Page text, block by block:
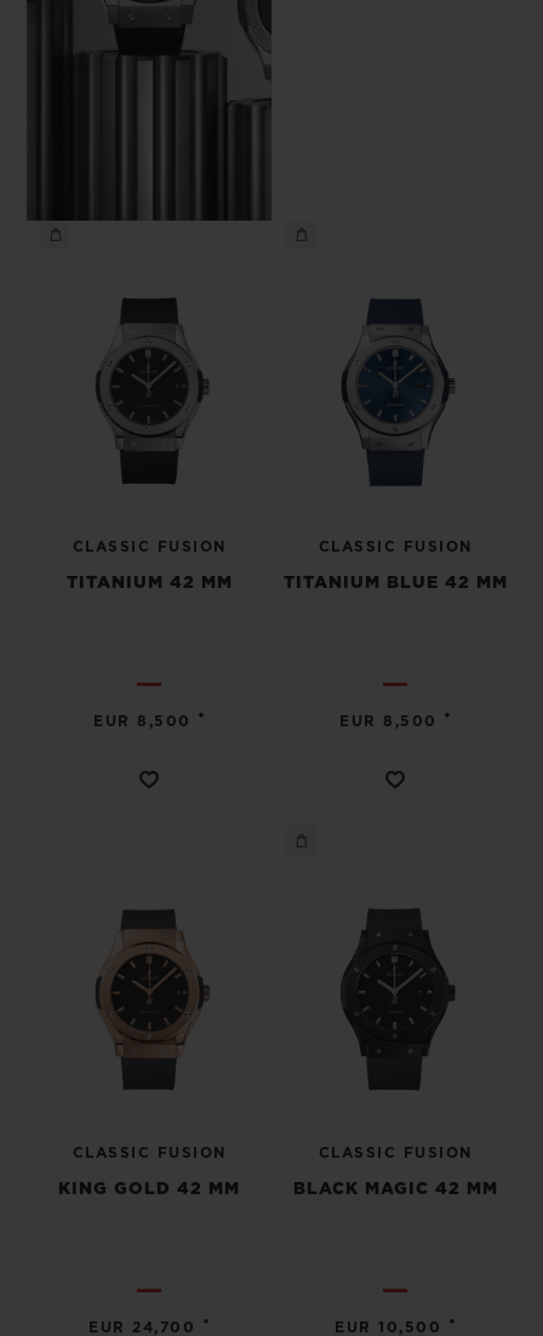
CLASSIC FUSION
TITANIUM 42 MM
EUR 8,500 •
CLASSIC FUSION
TITANIUM BLUE 42 MM
EUR 8,500 •
CLASSIC FUSION
KING GOLD 42 MM
EUR 24,700 •
CLASSIC FUSION
BLACK MAGIC 42 MM
EUR 10,500 •